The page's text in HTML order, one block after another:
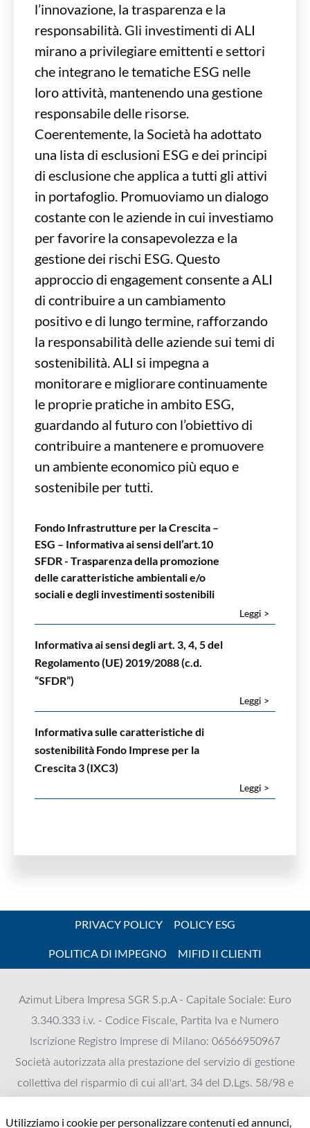
l’innovazione, la trasparenza e la
responsabilità. Gli investimenti di ALI
mirano a privilegiare emittenti e settori
che integrano le tematiche ESG nelle
loro attività, mantenendo una gestione
responsabile delle risorse.
Coerentemente, la Società ha adottato
una lista di esclusioni ESG e dei principi
di esclusione che applica a tutti gli attivi
in portafoglio. Promuoviamo un dialogo
costante con le aziende in cui investiamo
per favorire la consapevolezza e la
gestione dei rischi ESG. Questo
approccio di engagement consente a ALI
di contribuire a un cambiamento
positivo e di lungo termine, rafforzando
la responsabilità delle aziende sui temi di
sostenibilità. ALI si impegna a
monitorare e migliorare continuamente
le proprie pratiche in ambito ESG,
guardando al futuro con l’obiettivo di
contribuire a mantenere e promuovere
un ambiente economico più equo e
sostenibile per tutti.
Fondo Infrastrutture per la Crescita –
ESG – Informativa ai sensi dell’art.10
SFDR - Trasparenza della promozione
delle caratteristiche ambientali e/o
sociali e degli investimenti sostenibili
Leggi >
Informativa ai sensi degli art. 3, 4, 5 del
Regolamento (UE) 2019/2088 (c.d.
“SFDR”)
Leggi >
Informativa sulle caratteristiche di
sostenibilità Fondo Imprese per la
Crescita 3 (IXC3)
Leggi >
PRIVACY POLICY POLICY ESG
POLITICA DI IMPEGNO MIFID II CLIENTI
Azimut Libera Impresa SGR S.p.A - Capitale Sociale: Euro
3.340.333 i.v. - Codice Fiscale, Partita Iva e Numero
Iscrizione Registro Imprese di Milano: 06566950967
Società autorizzata alla prestazione del servizio di gestione
collettiva del risparmio di cui all'art. 34 del D.Lgs. 58/98 e
125. Appartenente al Gruppo Azimut Holding, Socio unico
Utilizziamo i cookie per personalizzare contenuti ed annunci,